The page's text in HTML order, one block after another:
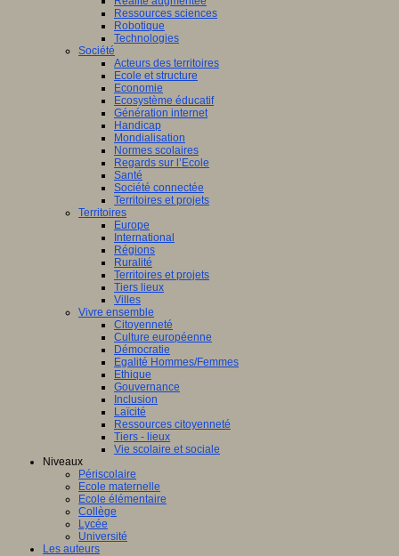
Ressources sciences
Robotique
Technologies
Société
Acteurs des territoires
Ecole et structure
Economie
Ecosystème éducatif
Génération internet
Handicap
Mondialisation
Normes scolaires
Regards sur l’Ecole
Santé
Société connectée
Territoires et projets
Territoires
Europe
International
Régions
Ruralité
Territoires et projets
Tiers lieux
Villes
Vivre ensemble
Citoyenneté
Culture européenne
Démocratie
Egalité Hommes/Femmes
Ethique
Gouvernance
Inclusion
Laïcité
Ressources citoyenneté
Tiers - lieux
Vie scolaire et sociale
Niveaux
Périscolaire
Ecole maternelle
Ecole élémentaire
Collège
Lycée
Université
Les auteurs